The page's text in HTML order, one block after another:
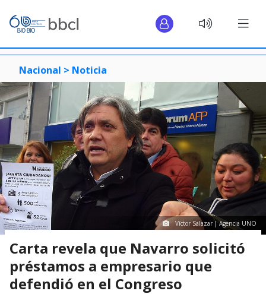
Nacional > Noticia
Víctor Salazar | Agencia UNO
Carta revela que Navarro solicitó
préstamos a empresario que
defendió en el Congreso